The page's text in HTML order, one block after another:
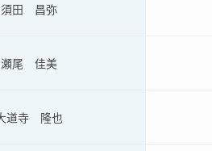
須田 昌弥
瀬尾 佳美
道寺 隆也